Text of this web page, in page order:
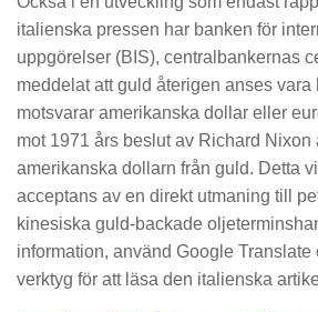
italienska pressen har banken för
uppgörelser (BIS), centralbankernas
meddelat att guld återigen anses vara
motsvarar amerikanska dollar eller
mot 1971 års beslut av Richard Nixon
amerikanska dollarn från guld. Detta
acceptans av en direkt utmaning till
kinesiska guld-backade
information, använd Google
verktyg för att läsa den italienska